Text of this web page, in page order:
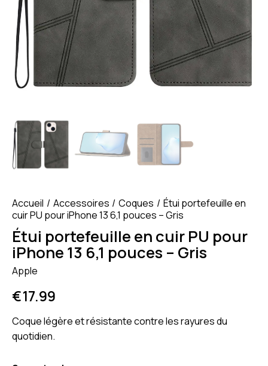
Accueil Accessoires Coques
Étui portefeuille en
cuir PU pour iPhone 13 6,1 pouces – Gris
Étui portefeuille en cuir PU pour
iPhone 13 6,1 pouces – Gris
Apple
€17.99
Coque légère et résistante contre les rayures du
quotidien.